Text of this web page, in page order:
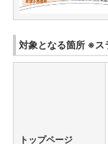
対象となる箇所 ※ス
トップページ